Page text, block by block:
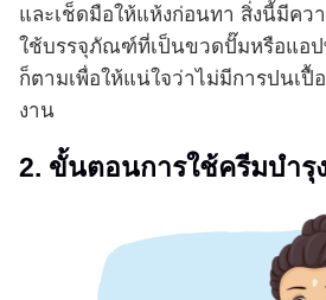
และเช็ดมือให้แห้งก่อนทา สิ่งนี้มีค
ใช้บรรจุภัณฑ์ที่เป็นขวดปั๊มหรือแอป
ก็ตามเพื่อให้แน่ใจว่าไม่มีการปนเปื้
งาน
2. ขั้นตอนการใช้ครีมบำรุ